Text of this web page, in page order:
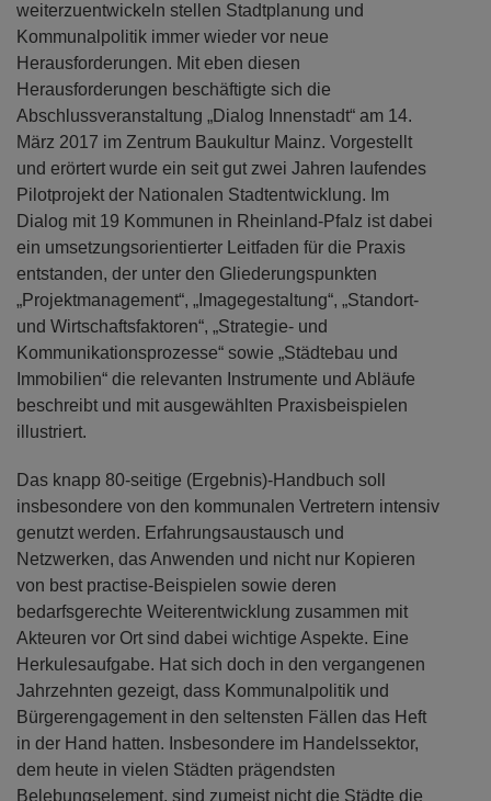
weiterzuentwickeln stellen Stadtplanung und
Kommunalpolitik immer wieder vor neue
Herausforderungen. Mit eben diesen
Herausforderungen beschäftigte sich die
Abschlussveranstaltung „Dialog Innenstadt“ am 14.
März 2017 im Zentrum Baukultur Mainz. Vorgestellt
und erörtert wurde ein seit gut zwei Jahren laufendes
Pilotprojekt der Nationalen Stadtentwicklung. Im
Dialog mit 19 Kommunen in Rheinland-Pfalz ist dabei
ein umsetzungsorientierter Leitfaden für die Praxis
entstanden, der unter den Gliederungspunkten
„Projektmanagement“, „Imagegestaltung“, „Standort-
und Wirtschaftsfaktoren“, „Strategie- und
Kommunikationsprozesse“ sowie „Städtebau und
Immobilien“ die relevanten Instrumente und Abläufe
beschreibt und mit ausgewählten Praxisbeispielen
illustriert.
Das knapp 80-seitige (Ergebnis)-Handbuch soll
insbesondere von den kommunalen Vertretern intensiv
genutzt werden. Erfahrungsaustausch und
Netzwerken, das Anwenden und nicht nur Kopieren
von best practise-Beispielen sowie deren
bedarfsgerechte Weiterentwicklung zusammen mit
Akteuren vor Ort sind dabei wichtige Aspekte. Eine
Herkulesaufgabe. Hat sich doch in den vergangenen
Jahrzehnten gezeigt, dass Kommunalpolitik und
Bürgerengagement in den seltensten Fällen das Heft
in der Hand hatten. Insbesondere im Handelssektor,
dem heute in vielen Städten prägendsten
Belebungselement, sind zumeist nicht die Städte die